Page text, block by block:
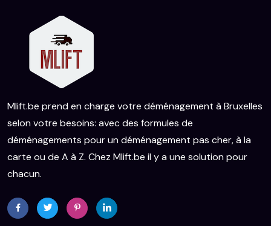
Mlift.be prend en charge votre déménagement à Bruxelles
selon votre besoins: avec des formules de
déménagements pour un déménagement pas cher, à la
carte ou de A à Z. Chez Mlift.be il y a une solution pour
chacun.